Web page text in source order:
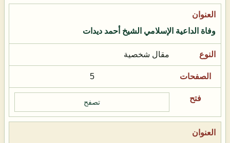
وفاة الداعية الإسلامي الشيخ أحمد ديدات
مقال شخصية
5
تصفح